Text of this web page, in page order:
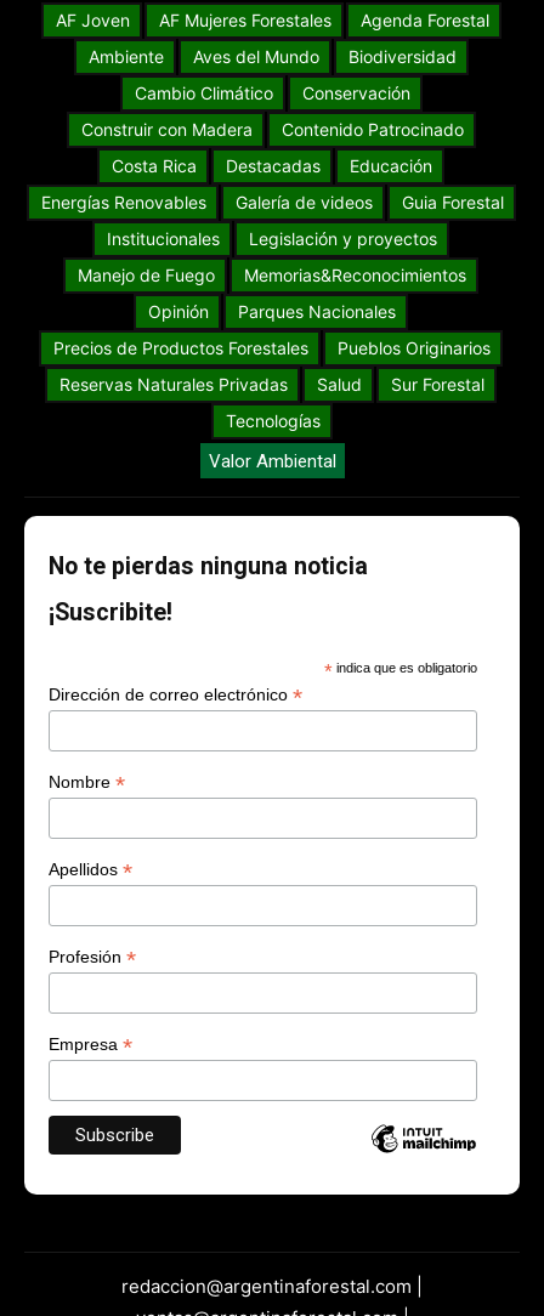
AF Joven AF Mujeres Forestales
Agenda Forestal
Ambiente
Aves del Mundo
Biodiversidad
Cambio Climático
Conservación
Construir con Madera
Contenido Patrocinado
Costa Rica
Destacadas
Educación
Energías Renovables
Galería de videos
Guia Forestal
Institucionales
Legislación y proyectos
Manejo de Fuego
Memorias&Reconocimientos
Opinión
Parques Nacionales
Precios de Productos Forestales
Pueblos Originarios
Reservas Naturales Privadas
Salud
Sur Forestal
Tecnologías
Valor Ambiental
No te pierdas ninguna noticia
¡Suscribite!
* indica que es obligatorio
Dirección de correo electrónico *
Nombre *
Apellidos *
Profesión *
Empresa *
redaccion@argentinaforestal.com |